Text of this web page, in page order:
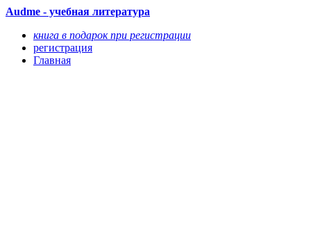
Audme - учебная литература
книга в подарок при регистрации
регистрация
Главная